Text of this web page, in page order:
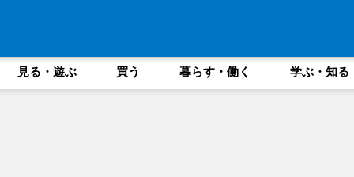
見る・遊ぶ 買う 暮らす・働く 学ぶ・知る